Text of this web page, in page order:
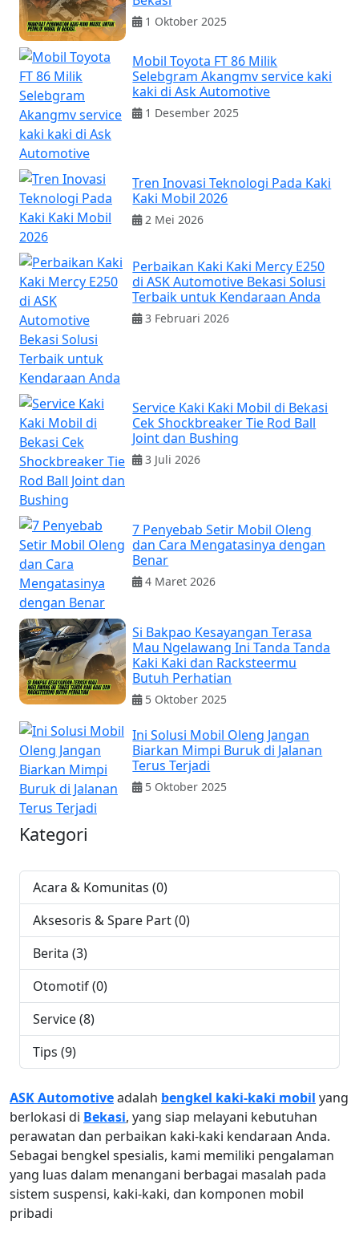
1 Oktober 2025
Mobil Toyota FT 86 Milik
Selebgram Akangmv service kaki
kaki di Ask Automotive
1 Desember 2025
Tren Inovasi Teknologi Pada Kaki
Kaki Mobil 2026
2 Mei 2026
Perbaikan Kaki Kaki Mercy E250
di ASK Automotive Bekasi Solusi
Terbaik untuk Kendaraan Anda
3 Februari 2026
Service Kaki Kaki Mobil di Bekasi
Cek Shockbreaker Tie Rod Ball
Joint dan Bushing
3 Juli 2026
7 Penyebab Setir Mobil Oleng
dan Cara Mengatasinya dengan
Benar
4 Maret 2026
Si Bakpao Kesayangan Terasa
Mau Ngelawang Ini Tanda Tanda
Kaki Kaki dan Racksteermu
Butuh Perhatian
5 Oktober 2025
Ini Solusi Mobil Oleng Jangan
Biarkan Mimpi Buruk di Jalanan
Terus Terjadi
5 Oktober 2025
Kategori
Acara & Komunitas (0)
Aksesoris & Spare Part (0)
Berita (3)
Otomotif (0)
Service (8)
Tips (9)
ASK Automotiveadalah bengkel kaki-kaki mobil yang
berlokasi di Bekasi, yang siap melayani kebutuhan
perawatan dan perbaikan kaki-kaki kendaraan Anda.
Sebagai bengkel spesialis, kami memiliki pengalaman
yang luas dalam menangani berbagai masalah pada
sistem suspensi, kaki-kaki, dan komponen mobil
pribadi